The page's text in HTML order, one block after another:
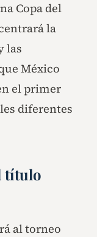
Copa del
la
las
México
el primer
diferentes
título
al torneo